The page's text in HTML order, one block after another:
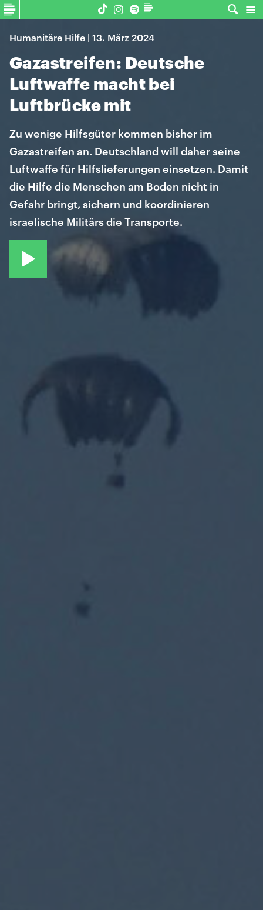
Humanitäre Hilfe | 13. März 2024
Gazastreifen: Deutsche
Luftwaffe macht bei
Luftbrücke mit
Zu wenige Hilfsgüter kommen bisher im
Gazastreifen an. Deutschland will daher seine
Luftwaffe für Hilfslieferungen einsetzen. Damit
die Hilfe die Menschen am Boden nicht in
Gefahr bringt, sichern und koordinieren
israelische Militärs die Transporte.